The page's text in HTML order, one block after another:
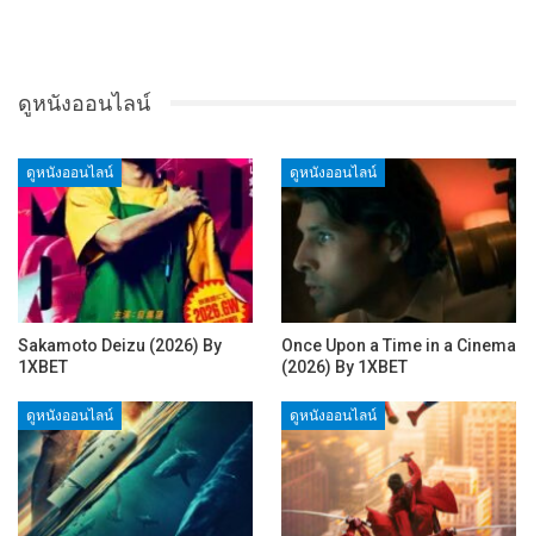
ดูหนังออนไลน์
ดูหนังออนไลน์
Sakamoto Deizu (2026) By
1XBET
ดูหนังออนไลน์
Once Upon a Time in a Cinema
(2026) By 1XBET
ดูหนังออนไลน์ ดูหนังออนไลน์